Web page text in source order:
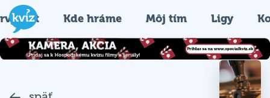
Kde hráme Môj tím Ligy